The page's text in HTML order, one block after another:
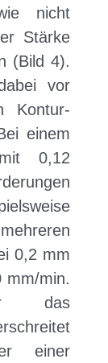
nicht
Stärke
(Bild 4).
vor
Kontur-
einem
mit 0,12
0,2 mm
mm/min.
das
einer